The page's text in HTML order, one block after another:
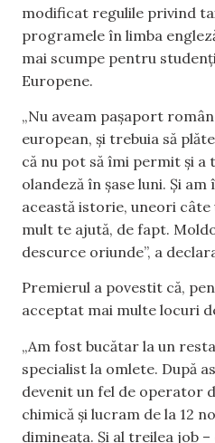
modificat regulile privind
programele în limba
mai scumpe pentru
Europene.
„Nu aveam pașaport
european, și trebuia să
că nu pot să îmi permit și a
olandeză în șase luni. Și
această istorie, uneori
mult te ajută, de fapt.
descurce oriunde”, a
Premierul a povestit că,
acceptat mai multe locuri
„Am fost bucătar la un
specialist la omlete. După
devenit un fel de operator
chimică și lucram de la 12
dimineața. Și al treilea job